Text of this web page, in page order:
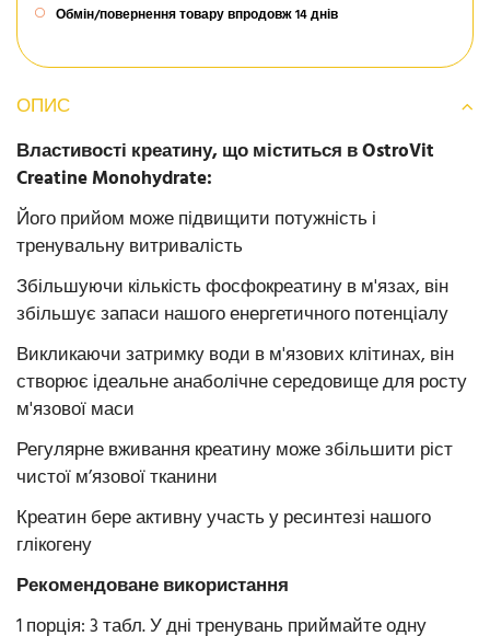
Обмін/повернення товару впродовж 14 днів
ОПИС
Властивості креатину, що міститься в OstroVit
Creatine Monohydrate:
Його прийом може підвищити потужність і
тренувальну витривалість
Збільшуючи кількість фосфокреатину в м'язах, він
збільшує запаси нашого енергетичного потенціалу
Викликаючи затримку води в м'язових клітинах, він
створює ідеальне анаболічне середовище для росту
м'язової маси
Регулярне вживання креатину може збільшити ріст
чистої м’язової тканини
Креатин бере активну участь у ресинтезі нашого
глікогену
Рекомендоване використання
1 порція: 3 табл. У дні тренувань приймайте одну